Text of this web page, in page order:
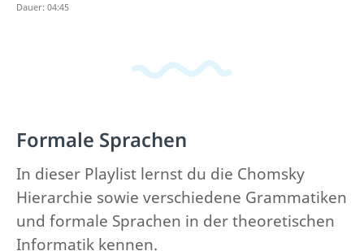
Dauer: 04:45
Formale Sprachen
In dieser Playlist lernst du die Chomsky
Hierarchie sowie verschiedene Grammatiken
und formale Sprachen in der theoretischen
Informatik kennen.